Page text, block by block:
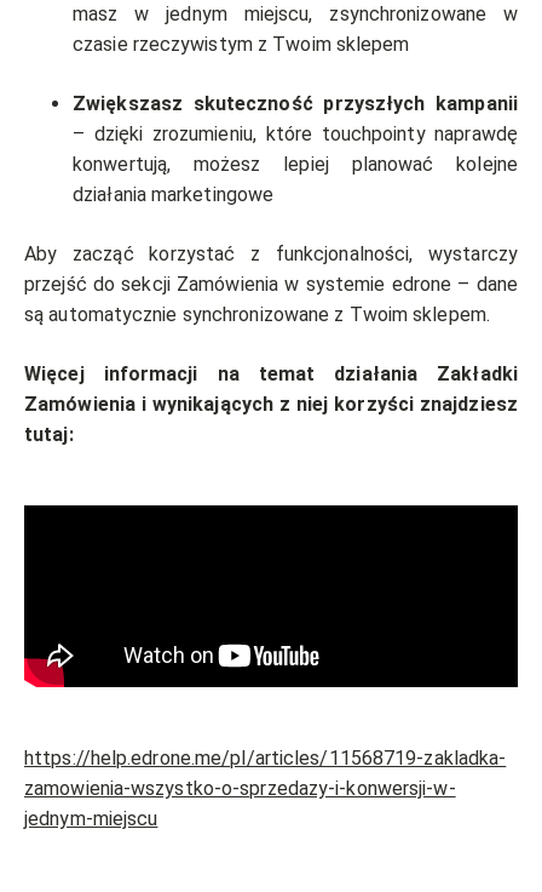
masz w jednym miejscu, zsynchronizowane w
czasie rzeczywistym z Twoim sklepem
Zwiększasz skuteczność przyszłych kampanii
– dzięki zrozumieniu, które touchpointy naprawdę
konwertują, możesz lepiej planować kolejne
działania marketingowe
Aby zacząć korzystać z funkcjonalności, wystarczy
przejść do sekcji Zamówienia w systemie edrone – dane
są automatycznie synchronizowane z Twoim sklepem.
Więcej informacji na temat działania Zakładki
Zamówienia i wynikających z niej korzyści znajdziesz
tutaj:
https://help.edrone.me/pl/articles/11568719-zakladka-
zamowienia-wszystko-o-sprzedazy-i-konwersji-w-
jednym-miejscu